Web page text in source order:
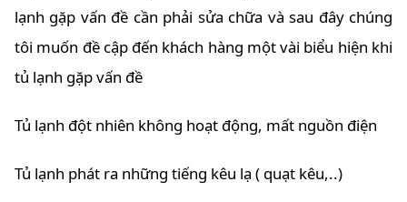
lạnh gặp vấn đề cần phải sửa chữa và sau đây chúng
tôi muốn đề cập đến khách hàng một vài biểu hiện khi
tủ lạnh gặp vấn đề
Tủ lạnh đột nhiên không hoạt động, mất nguồn điện
Tủ lạnh phát ra những tiếng kêu lạ ( quạt kêu,..)